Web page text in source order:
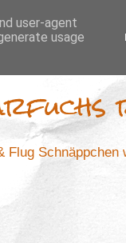
Flug
user-agent
usage